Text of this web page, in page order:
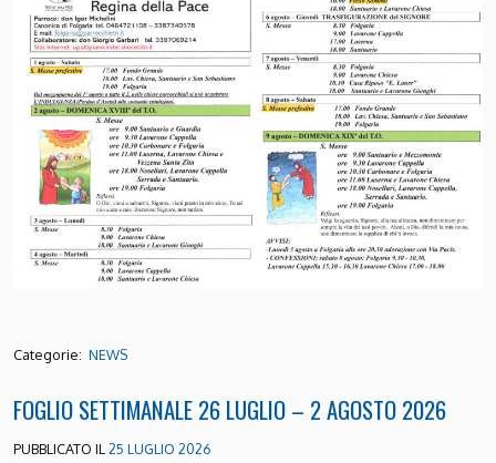
Categorie: NEWS
FOGLIO SETTIMANALE 26 LUGLIO – 2 AGOSTO 2026
PUBBLICATO IL 25 LUGLIO 2026